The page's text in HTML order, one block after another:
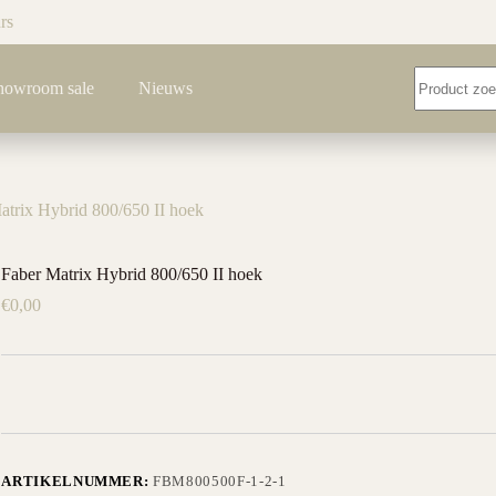
sale Nieuws
resultaten
Hybrid 800/650 II hoek
Faber Matrix Hybrid 800/650 II hoek
€0,00
ARTIKELNUMMER:FBM800500F-1-2-1